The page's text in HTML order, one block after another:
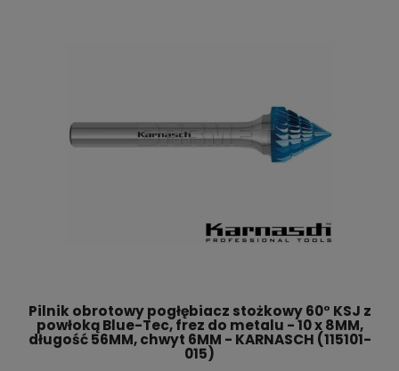
Pilnik obrotowy pogłębiacz stożkowy 60° KSJ z
powłoką Blue-Tec, frez do metalu - 10 x 8MM,
długość 56MM, chwyt 6MM - KARNASCH (115101-
015)